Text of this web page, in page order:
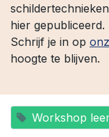
hier gepubliceerd.
Schrijf je in op
hoogte te blijven.
Workshop